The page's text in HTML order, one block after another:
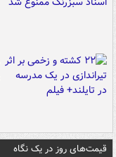
قیمت‌های روز در یک نگاه